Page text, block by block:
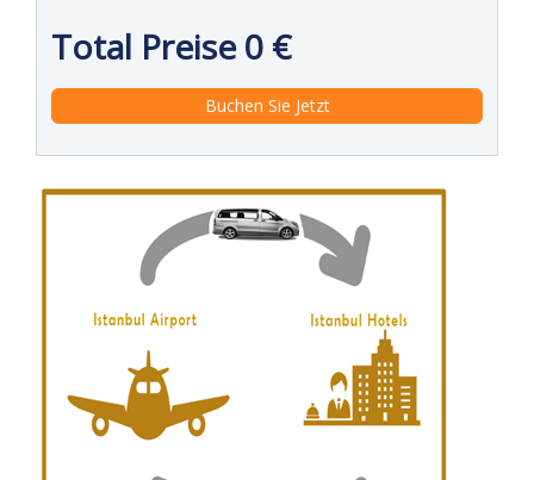
Total Preise0 €